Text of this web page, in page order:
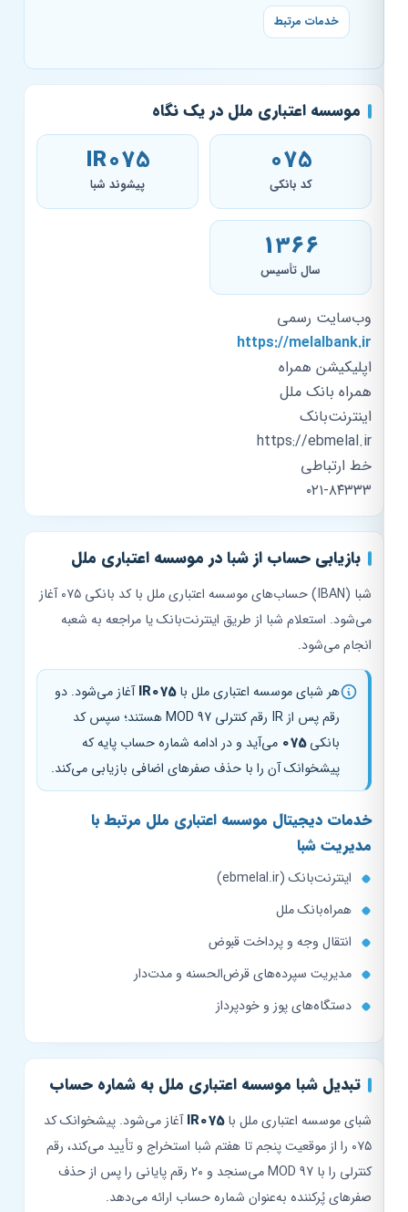
خدمات مرتبط
موسسه اعتباری ملل در یک نگاه
075
کد بانکی
IR075
پیشوند شبا
۱۳۶۶
سال تأسیس
وب‌سایت رسمی
https://melalbank.ir
اپلیکیشن همراه
همراه بانک ملل
اینترنت‌بانک
https://ebmelal.ir
خط ارتباطی
۰۲۱-۸۴۳۳۳
بازیابی حساب از شبا در موسسه اعتباری ملل
شبا (IBAN) حساب‌های موسسه اعتباری ملل با کد بانکی ۰۷۵ آغاز
می‌شود. استعلام شبا از طریق اینترنت‌بانک یا مراجعه به شعبه
انجام می‌شود.
هر شبای موسسه اعتباری ملل باIR075آغاز می‌شود. دو
رقم پس از IR رقم کنترلی MOD 97 هستند؛ سپس کد
بانکی075می‌آید و در ادامه شماره حساب پایه که
پیشخوانک آن را با حذف صفرهای اضافی بازیابی می‌کند.
خدمات دیجیتال موسسه اعتباری ملل مرتبط با
مدیریت شبا
اینترنت‌بانک (ebmelal.ir)
همراه‌بانک ملل
انتقال وجه و پرداخت قبوض
مدیریت سپرده‌های قرض‌الحسنه و مدت‌دار
دستگاه‌های پوز و خودپرداز
تبدیل شبا موسسه اعتباری ملل به شماره حساب
شبای موسسه اعتباری ملل باIR075آغاز می‌شود. پیشخوانک کد
۰۷۵ را از موقعیت پنجم تا هفتم شبا استخراج و تأیید می‌کند، رقم
کنترلی را با MOD 97 می‌سنجد و ۲۰ رقم پایانی را پس از حذف
صفرهای پُرکننده به‌عنوان شماره حساب ارائه می‌دهد.